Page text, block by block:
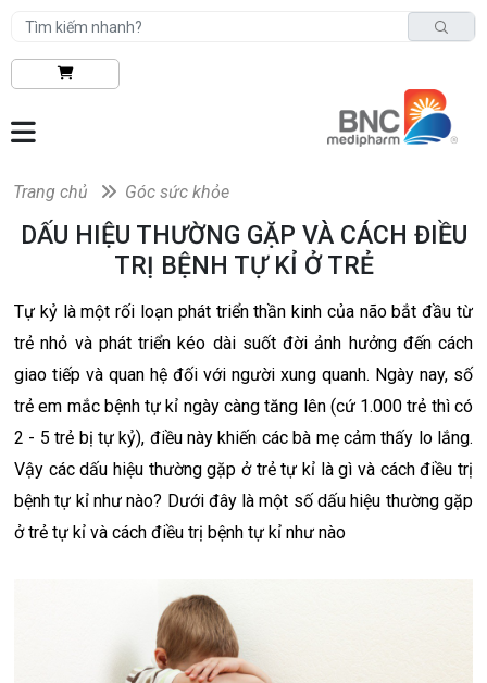
Trang chủ Góc sức khỏe
DẤU HIỆU THƯỜNG GẶP VÀ CÁCH ĐIỀU
TRỊ BỆNH TỰ KỈ Ở TRẺ
Tự kỷ là một rối loạn phát triển thần kinh của não bắt đầu từ
trẻ nhỏ và phát triển kéo dài suốt đời ảnh hưởng đến cách
giao tiếp và quan hệ đối với người xung quanh. Ngày nay, số
trẻ em mắc bệnh tự kỉ ngày càng tăng lên (cứ 1.000 trẻ thì có
2 - 5 trẻ bị tự kỷ), điều này khiến các bà mẹ cảm thấy lo lắng.
Vậy các dấu hiệu thường gặp ở trẻ tự kỉ là gì và cách điều trị
bệnh tự kỉ như nào? Dưới đây là một số dấu hiệu thường gặp
ở trẻ tự kỉ và cách điều trị bệnh tự kỉ như nào